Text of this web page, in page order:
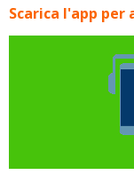
Scarica l'app per